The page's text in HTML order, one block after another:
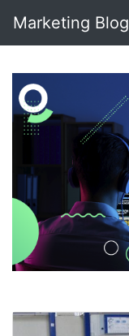
Marketing Blog